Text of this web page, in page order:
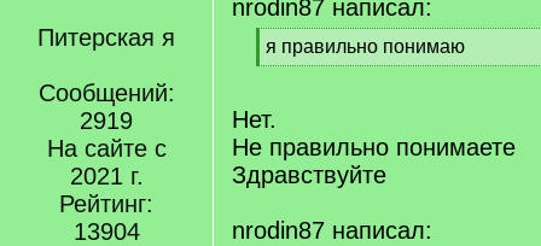
Питерская я
Сообщений:
2919
На сайте с
2021 г.
Рейтинг:
13904
nrodin87 написал:
[
q
я правильно понимаю
[
q
]
Нет.
Не правильно понимаете
Здравствуйте
nrodin87 написал: